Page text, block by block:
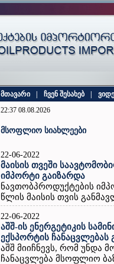
მთავარი ჩვენ შესახებ
22:37 08.08.2026
მსოფლიო სიახლეები
22-06-2022
მაისის თვეში
იმპორტი გაიზარდა
ნავთობპროდუქტების
წლის მაისის თვის
22-06-2022
აშშ-ის ენერგეტიკის
ექსპორტის ჩანაცვლებას
აშშ მიიჩნევს, რომ უნდა
ჩანაცვლება მსოფლიო